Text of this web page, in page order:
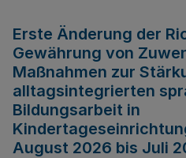
Erste Änderung der
Gewährung von
Maßnahmen zur
alltagsintegrierten
Bildungsarbeit in
August 2026 bis Juli